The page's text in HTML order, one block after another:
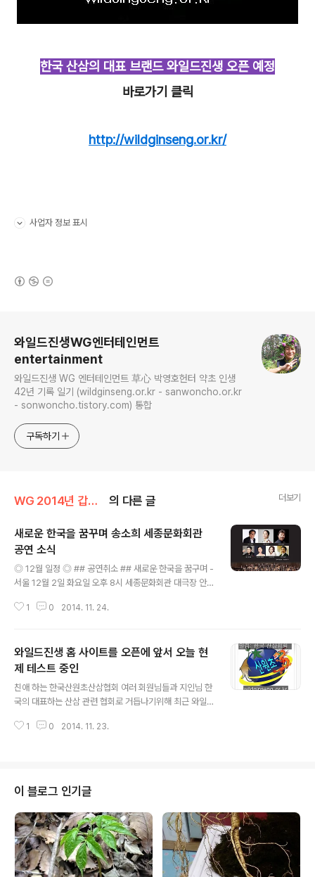
한국 산삼의 대표 브랜드 와일드진생 오픈 예정
바로가기 클릭
http://wildginseng.or.kr/
사업자 정보 표시
와일드진생WG엔터테인먼트
entertainment
와일드진생 WG 엔터테인먼트 草心 박영호헌터 약초 인생
42년 기록 일기 (wildginseng.or.kr - sanwoncho.or.kr
- sonwoncho.tistory.com) 통합
구독하기
WG 2014년 갑오년 기록 의 다른 글 더보기
새로운 한국을 꿈꾸며 송소희 세종문화회관
공연 소식
◎ 12월 일정 ◎ ## 공연취소 ## 새로운 한국을 꿈구며 -
서울 12월 2일 화요일 오후 8시 세종문화회관 대극장 안
송소희, 고금성 등) 12월 19일 금요일 저녁 7시 30분 사천
터 예매가능) [출처] ♡송소희♡ ▶11월 공연스케줄 및 방
송일정◀ (송소희 love holic) |작성자 정복삼촌 http://ti
cket.interpark.com/Ticket/Goods/GoodsInfo.as
p?GoodsCode=14012993 [출처] 12월2일(화) 오후
1 0 2014. 11. 24.
와일드진생 홈 사이트를 오픈에 앞서 오늘 현
제 테스트 중인
친애 하는 한국산원초산삼협회 여러 회원님들과 지인님 한
국의 대표하는 산삼 관련 협회로 거듭나기위해 최근 와일
p://wildginseng.or.kr/ 잠깐 소개 합니다. 많은 관심 갖
1 0 2014. 11. 23.
이 블로그 인기글